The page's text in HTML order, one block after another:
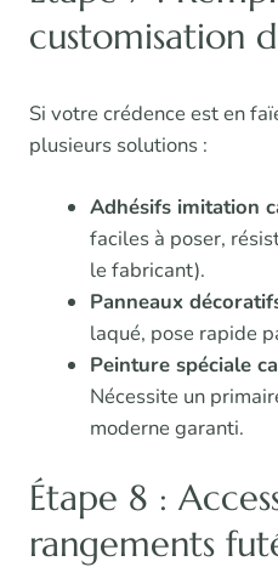
customisation
Si votre crédence est en
plusieurs solutions :
Adhésifs imitation
faciles à poser,
le fabricant).
Panneaux
laqué, pose rapide
Peinture spéciale
Nécessite un
moderne garanti.
Étape 8 :
rangements